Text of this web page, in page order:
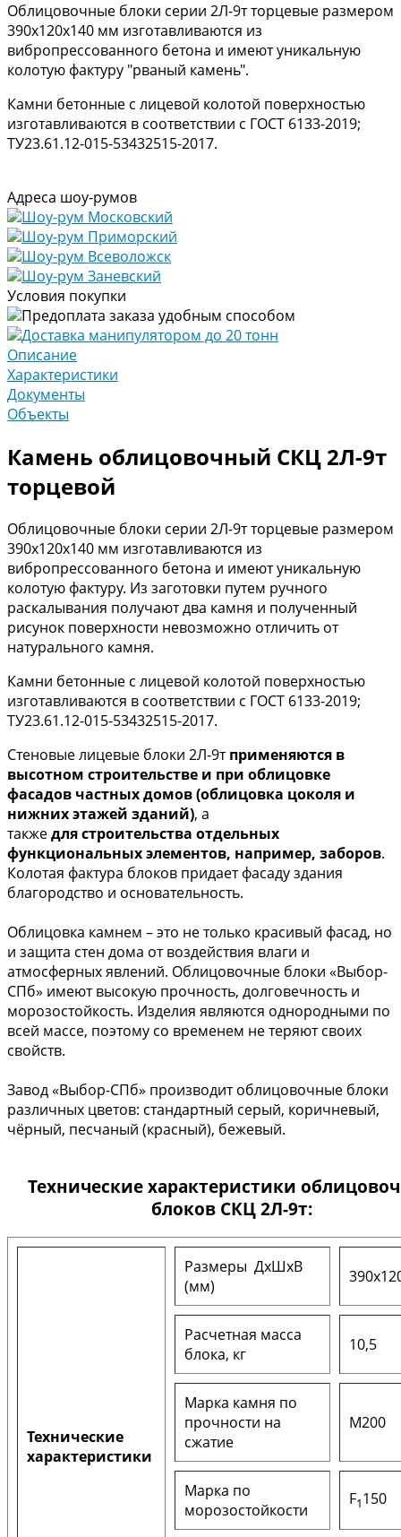
Облицовочные блоки серии 2Л-9т торцевые размером
390х120х140 мм изготавливаются из
вибропрессованного бетона и имеют уникальную
колотую фактуру "рваный камень".
Камни бетонные с лицевой колотой поверхностью
изготавливаются в соответствии с ГОСТ 6133-2019;
ТУ23.61.12-015-53432515-2017.
Адреса шоу-румов
Шоу-рум Московский
Шоу-рум Приморский
Шоу-рум Всеволожск
Шоу-рум Заневский
Условия покупки
Предоплата заказа удобным способом
Доставка манипулятором до 20 тонн
Описание
Характеристики
Документы
Объекты
Камень облицовочный СКЦ 2Л-9т
торцевой
Облицовочные блоки серии 2Л-9т торцевые размером
390х120х140 мм изготавливаются из
вибропрессованного бетона и имеют уникальную
колотую фактуру. Из заготовки путем ручного
раскалывания получают два камня и полученный
рисунок поверхности невозможно отличить от
натурального камня.
Камни бетонные с лицевой колотой поверхностью
изготавливаются в соответствии с ГОСТ 6133-2019;
ТУ23.61.12-015-53432515-2017.
Стеновые лицевые блоки 2Л-9тприменяются в
высотном строительстве и при облицовке
фасадов частных домов (облицовка цоколя и
нижних этажей зданий), а
такжедля строительства отдельных
функциональных элементов, например, заборов.
Колотая фактура блоков придает фасаду здания
благородство и основательность.
Облицовка камнем – это не только красивый фасад, но
и защита стен дома от воздействия влаги и
атмосферных явлений. Облицовочные блоки «Выбор-
СПб» имеют высокую прочность, долговечность и
морозостойкость. Изделия являются однородными по
всей массе, поэтому со временем не теряют своих
свойств.
Завод «Выбор-СПб» производит облицовочные блоки
различных цветов: стандартный серый, коричневый,
чёрный, песчаный (красный), бежевый.
Технические характеристики
блоков СКЦ 2Л-9т:
Технические
характеристики
Размеры ДxШxВ
(мм)
Расчетная масса
блока, кг
10,5
Марка камня по
прочности на
сжатие
М200
Марка по
морозостойкости
F1150